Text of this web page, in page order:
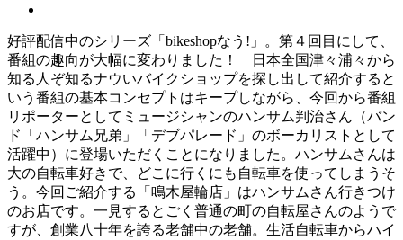
好評配信中のシリーズ「bikeshopなう!」。第４回目にして、
番組の趣向が大幅に変わりました！ 日本全国津々浦々から
知る人ぞ知るナウいバイクショップを探し出して紹介すると
いう番組の基本コンセプトはキープしながら、今回から番組
リポーターとしてミュージシャンのハンサム判治さん（バン
ド「ハンサム兄弟」「デブパレード」のボーカリストとして
活躍中）に登場いただくことになりました。ハンサムさんは
大の自転車好きで、どこに行くにも自転車を使ってしまうそ
う。今回ご紹介する「鳴木屋輪店」はハンサムさん行きつけ
のお店です。一見するとごく普通の町の自転屋さんのようで
すが、創業八十年を誇る老舗中の老舗。生活自転車からハイ